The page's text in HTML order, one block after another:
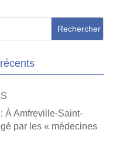
À Amfreville-Saint-
par les « médecines